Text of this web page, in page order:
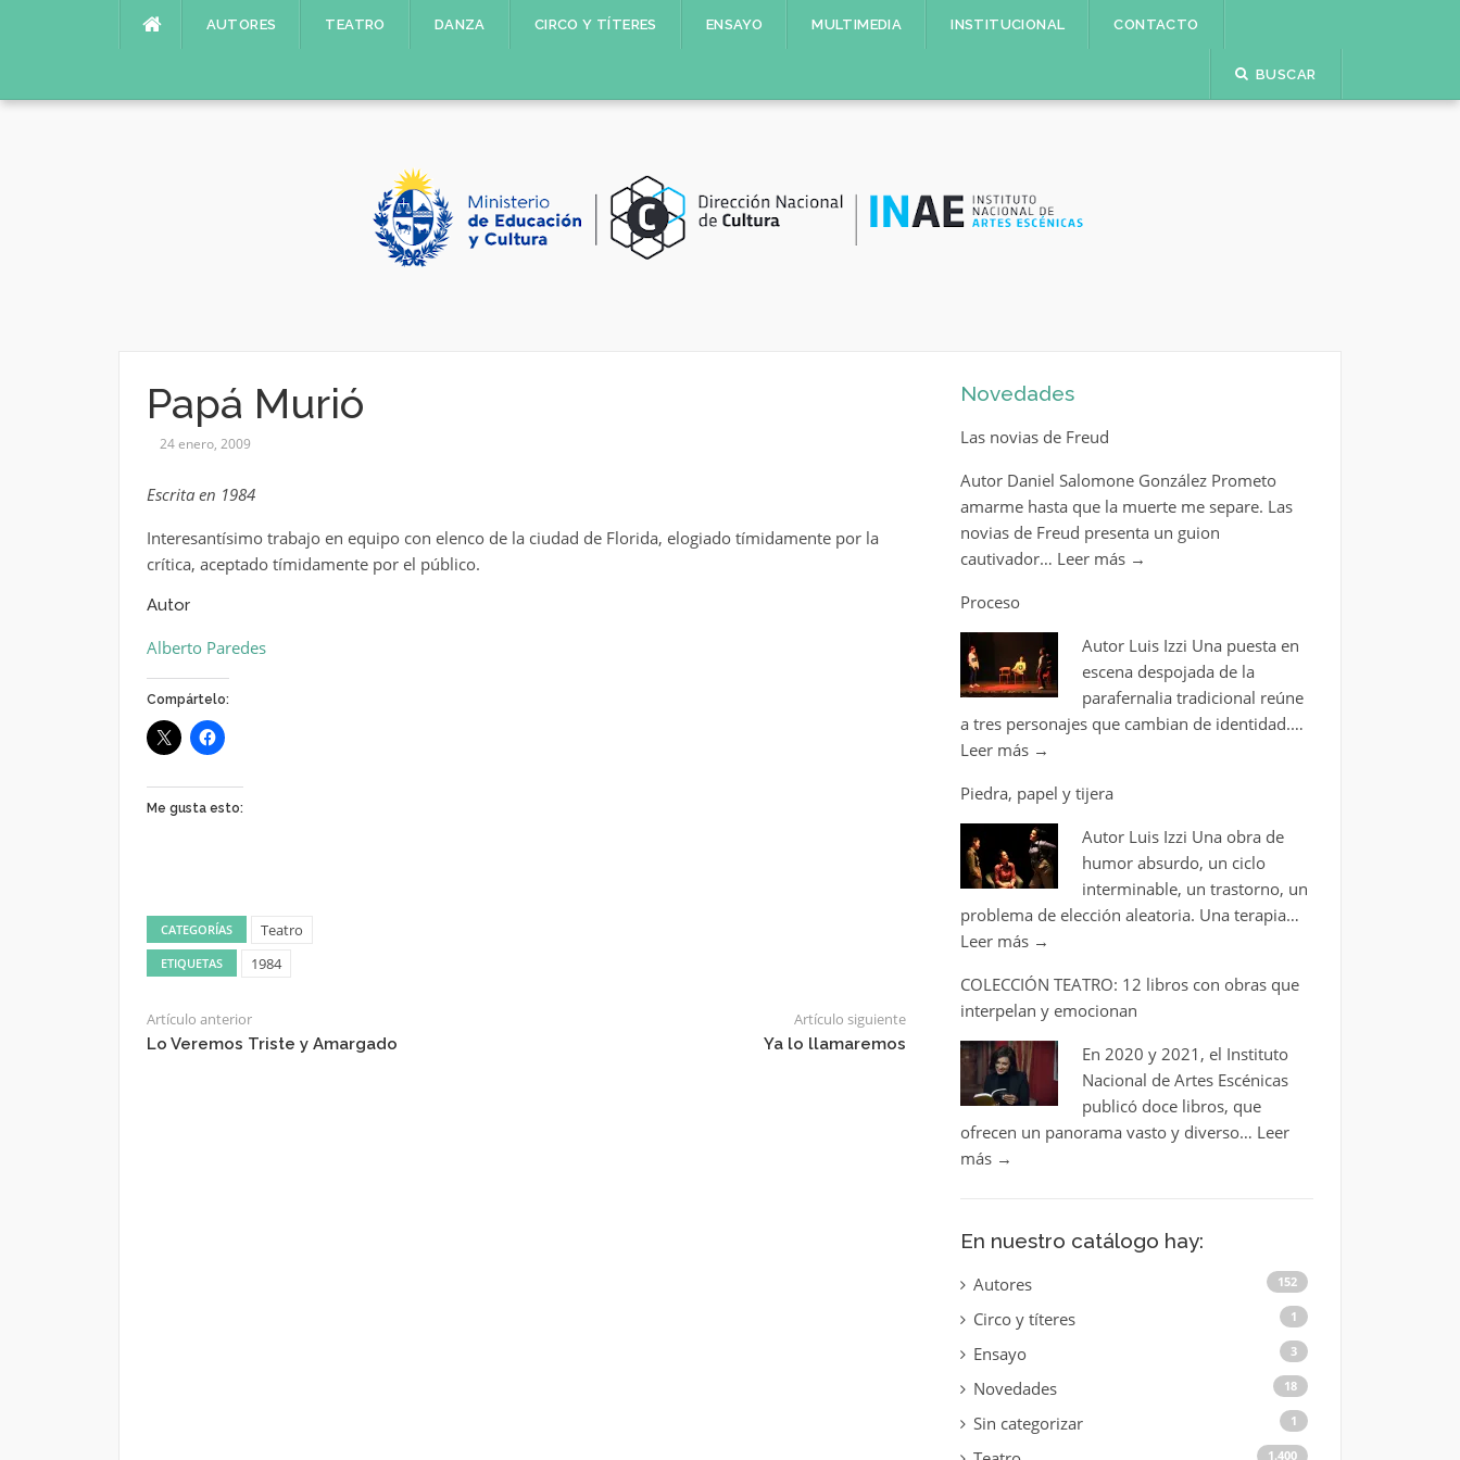
AUTORES TEATRO DANZA CIRCO Y TÍTERES ENSAYO MULTIMEDIA INSTITUCIONAL CONTACTO
BUSCAR
Papá Murió
24 enero, 2009
Escrita en 1984
Interesantísimo trabajo en equipo con elenco de la ciudad de Florida, elogiado tímidamente por la
crítica, aceptado tímidamente por el público.
Autor
Alberto Paredes
Compártelo:
Me gusta esto:
CATEGORÍAS Teatro
ETIQUETAS 1984
Artículo anterior
Lo Veremos Triste y Amargado
Artículo siguiente
Ya lo llamaremos
Novedades
Las novias de Freud
Autor Daniel Salomone González Prometo
amarme hasta que la muerte me separe. Las
novias de Freud presenta un guion
cautivador… Leer más →
Proceso
Autor Luis Izzi Una puesta en
escena despojada de la
parafernalia tradicional reúne
a tres personajes que cambian de identidad.…
Leer más →
Piedra, papel y tijera
Autor Luis Izzi Una obra de
humor absurdo, un ciclo
interminable, un trastorno, un
problema de elección aleatoria. Una terapia…
Leer más →
COLECCIÓN TEATRO: 12 libros con obras que
interpelan y emocionan
En 2020 y 2021, el Instituto
Nacional de Artes Escénicas
publicó doce libros, que
ofrecen un panorama vasto y diverso… Leer
más →
En nuestro catálogo hay:
Autores 152
Circo y títeres 1
Ensayo 3
Novedades 18
Sin categorizar 1
1.400